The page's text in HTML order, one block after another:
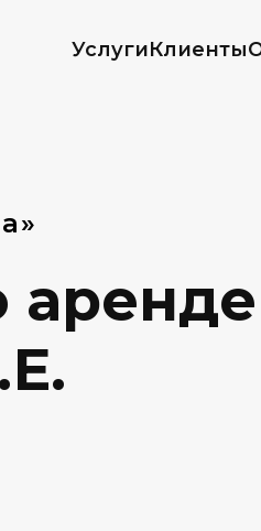
УслугиКлиенты